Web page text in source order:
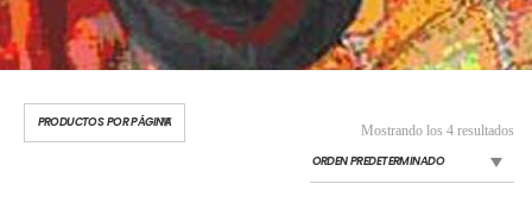
Mostrando los 4 resultados